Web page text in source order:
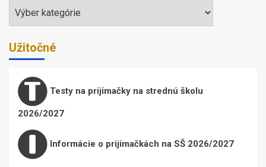
Témy
Užitočné
Testy na prijímačky na strednú školu
2026/2027
Informácie o prijímačkách na SŠ 2026/2027